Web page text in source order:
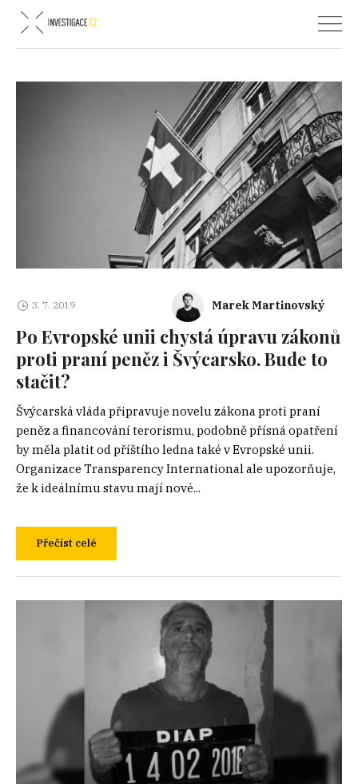
3. 7. 2019 Marek Martinovský
Po Evropské unii chystá úpravu zákonů
proti praní peněz i Švýcarsko. Bude to
stačit?
Švýcarská vláda připravuje novelu zákona proti praní
peněz a financování terorismu, podobně přísná opatření
by měla platit od příštího ledna také v Evropské unii.
Organizace Transparency International ale upozorňuje,
že k ideálnímu stavu mají nové...
Přečíst celé